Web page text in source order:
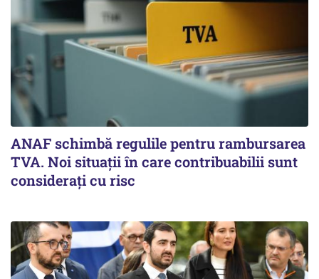
ANAF schimbă regulile pentru rambursarea
TVA. Noi situaţii în care contribuabilii sunt
consideraţi cu risc